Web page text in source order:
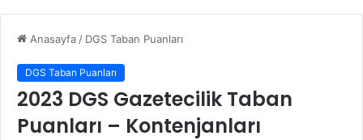
Anasayfa / DGS Taban Puanları
DGS Taban Puanları
2023 DGS Gazetecilik Taban
Puanları – Kontenjanları